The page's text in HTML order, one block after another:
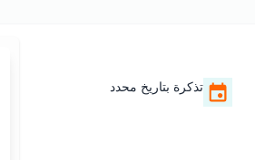
تذكرة بتاريخ محدد